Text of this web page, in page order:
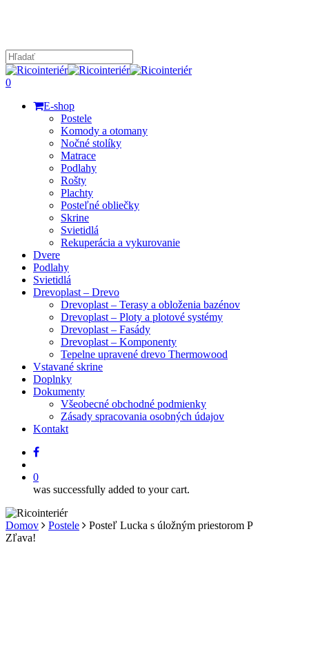
content
Close
Search
search
0
E-shop
Postele
Komody a otomany
Nočné stolíky
Matrace
Podlahy
Rošty
Plachty
Posteľné obliečky
Skrine
Svietidlá
Rekuperácia a vykurovanie
Dvere
Podlahy
Svietidlá
Drevoplast – Drevo
Drevoplast – Terasy a obloženia bazénov
Drevoplast – Ploty a plotové systémy
Drevoplast – Fasády
Drevoplast – Komponenty
Tepelne upravené drevo Thermowood
Vstavané skrine
Doplnky
Dokumenty
Všeobecné obchodné podmienky
Zásady spracovania osobných údajov
Kontakt
facebook
0
was successfully added to your cart.
Domov Postele
Posteľ Lucka s úložným priestorom P
Zľava!